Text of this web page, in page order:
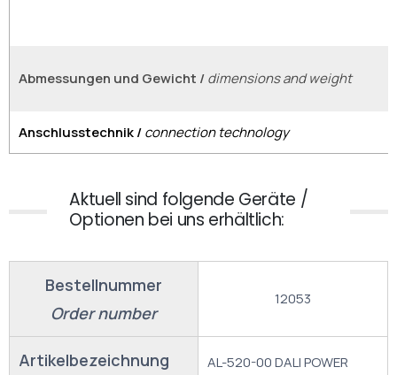
Abmessungen und Gewicht /dimensions and weight
Anschlusstechnik /connection technology
Aktuell sind folgende Geräte /
Optionen bei uns erhältlich:
Bestellnummer
Order number
12053
Artikelbezeichnung
AL-520-00 DALI POWER